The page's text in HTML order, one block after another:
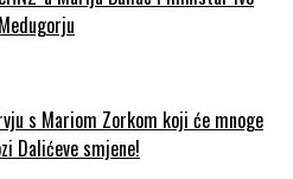
s Mariom Zorkom koji će mnoge
Dalićeve smjene!